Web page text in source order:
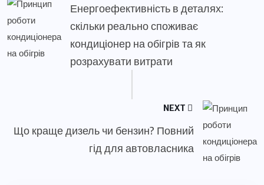
Енергоефективність в деталях:
скільки реально споживає
кондиціонер на обігрів та як
розрахувати витрати
NEXT
Що краще дизель чи бензин? Повний
гід для автовласника